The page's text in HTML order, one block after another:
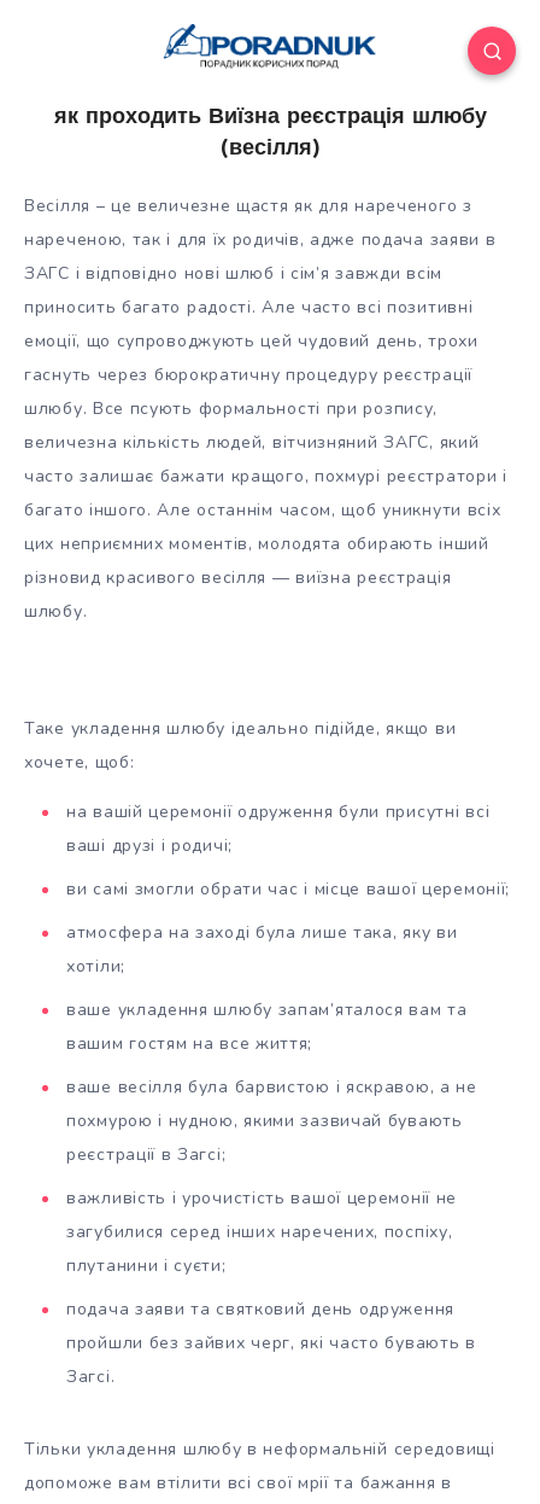
як проходить Виїзна реєстрація шлюбу
(весілля)
Весілля – це величезне щастя як для нареченого з
нареченою, так і для їх родичів, адже подача заяви в
ЗАГС і відповідно нові шлюб і сім’я завжди всім
приносить багато радості. Але часто всі позитивні
емоції, що супроводжують цей чудовий день, трохи
гаснуть через бюрократичну процедуру реєстрації
шлюбу. Все псують формальності при розпису,
величезна кількість людей, вітчизняний ЗАГС, який
часто залишає бажати кращого, похмурі реєстратори і
багато іншого. Але останнім часом, щоб уникнути всіх
цих неприємних моментів, молодята обирають інший
різновид красивого весілля — виїзна реєстрація
шлюбу.
Таке укладення шлюбу ідеально підійде, якщо ви
хочете, щоб:
на вашій церемонії одруження були присутні всі
ваші друзі і родичі;
ви самі змогли обрати час і місце вашої церемонії;
атмосфера на заході була лише така, яку ви
хотіли;
ваше укладення шлюбу запам’яталося вам та
вашим гостям на все життя;
ваше весілля була барвистою і яскравою, а не
похмурою і нудною, якими зазвичай бувають
реєстрації в Загсі;
важливість і урочистість вашої церемонії не
загубилися серед інших наречених, поспіху,
плутанини і суєти;
подача заяви та святковий день одруження
пройшли без зайвих черг, які часто бувають в
Загсі.
Тільки укладення шлюбу в неформальній середовищі
допоможе вам втілити всі свої мрії та бажання в